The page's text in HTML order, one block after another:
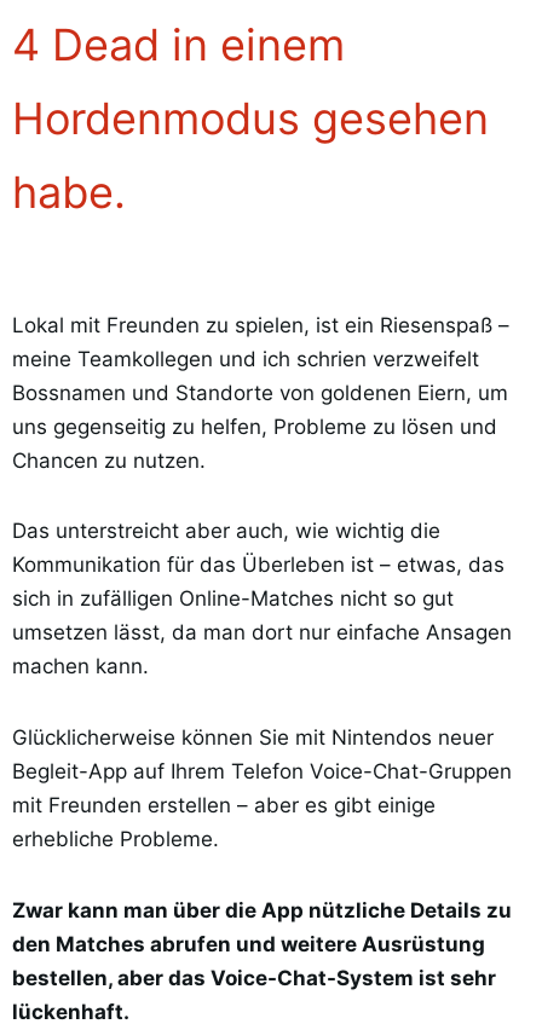
4 Dead in einem
Hordenmodus gesehen
habe.
Lokal mit Freunden zu spielen, ist ein Riesenspaß –
meine Teamkollegen und ich schrien verzweifelt
Bossnamen und Standorte von goldenen Eiern, um
uns gegenseitig zu helfen, Probleme zu lösen und
Chancen zu nutzen.
Das unterstreicht aber auch, wie wichtig die
Kommunikation für das Überleben ist – etwas, das
sich in zufälligen Online-Matches nicht so gut
umsetzen lässt, da man dort nur einfache Ansagen
machen kann.
Glücklicherweise können Sie mit Nintendos neuer
Begleit-App auf Ihrem Telefon Voice-Chat-Gruppen
mit Freunden erstellen – aber es gibt einige
erhebliche Probleme.
Zwar kann man über die App nützliche Details zu
den Matches abrufen und weitere Ausrüstung
bestellen, aber das Voice-Chat-System ist sehr
lückenhaft.